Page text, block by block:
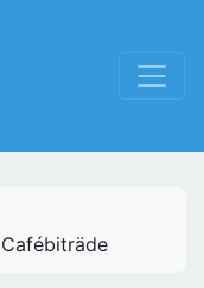
Cafébiträde